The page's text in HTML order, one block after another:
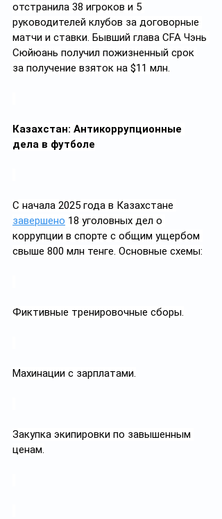
отстранила 38 игроков и 5
руководителей клубов за договорные
матчи и ставки. Бывший глава CFA Чэнь
Сюйюань получил пожизненный срок
за получение взяток на $11 млн.
Казахстан: Антикоррупционные
дела в футболе
С начала 2025 года в Казахстане
завершено 18 уголовных дел о
коррупции в спорте с общим ущербом
свыше 800 млн тенге. Основные схемы:
Фиктивные тренировочные сборы.
Махинации с зарплатами.
Закупка экипировки по завышенным
ценам.